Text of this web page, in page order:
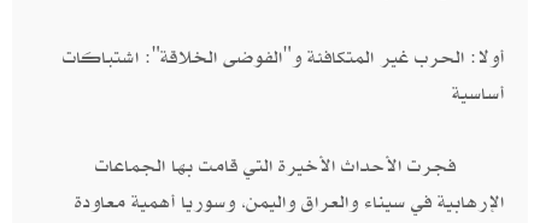
أولا: الحرب غير المتكافئة و"الفوضى الخلاقة": اشتباكات
أساسية
فجرت الأحداث الأخيرة التي قامت بها الجماعات
الإرهابية في سيناء والعراق واليمن، وسوريا أهمية معاودة